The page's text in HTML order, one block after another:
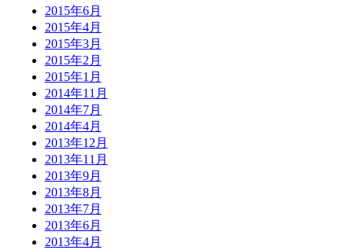
2015年6月
2015年4月
2015年3月
2015年2月
2015年1月
2014年11月
2014年7月
2014年4月
2013年12月
2013年11月
2013年9月
2013年8月
2013年7月
2013年6月
2013年4月